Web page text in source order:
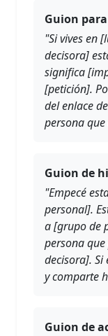
Guion
"Si vives en
decisora]
significa
[petición].
del enlace
persona
Guion de
"Empecé
personal].
a [grupo de
persona
decisora].
y comparte
Guion de